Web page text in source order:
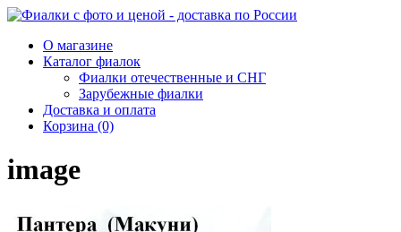
О магазине
Каталог фиалок
Фиалки отечественные и СНГ
Зарубежные фиалки
Доставка и оплата
Корзина (0)
image